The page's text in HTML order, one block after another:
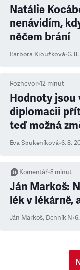
Natálie
nenávidím,
něčem brání
Barbora Kroužková•6.
Rozhovor•12 minut
Hodnoty
diplomacii
teď možná
Eva Soukeníková•6. 8.
Komentář•8 minut
Ján Markoš:
lék v lékárně,
Ján Markoš, Denník N•